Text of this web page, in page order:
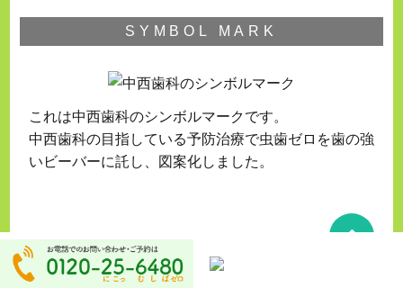
SYMBOL MARK
これは中西歯科のシンボルマークです。
中西歯科の目指している予防治療で虫歯ゼロを歯の強
いビーバーに託し、図案化しました。